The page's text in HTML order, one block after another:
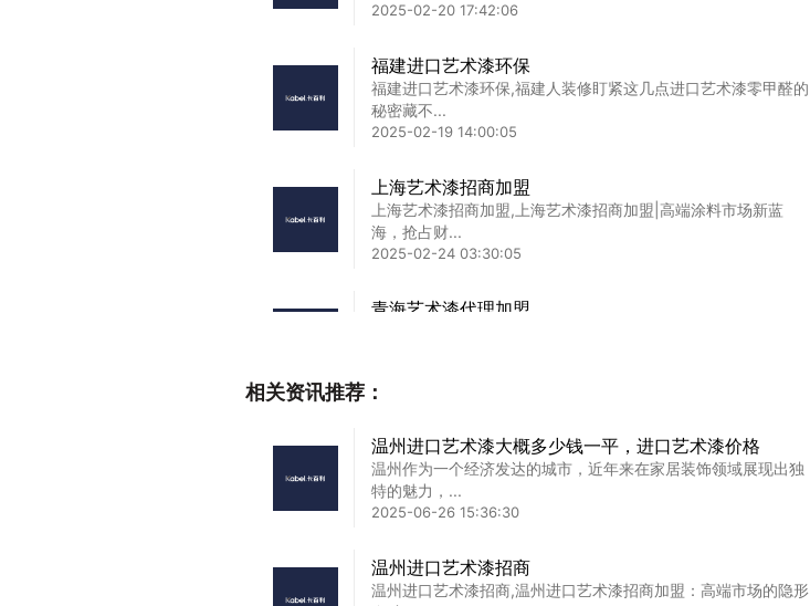
2025-02-20 17:42:06
福建进口艺术漆环保
福建进口艺术漆环保,福建人装修盯紧这几点进口艺术漆零甲醛的
秘密藏不...
2025-02-19 14:00:05
上海艺术漆招商加盟
上海艺术漆招商加盟,上海艺术漆招商加盟|高端涂料市场新蓝
海，抢占财...
2025-02-24 03:30:05
青海艺术漆代理加盟
万宁市进口艺术漆墙面艺术漆万宁市进口艺术漆选购指南：如何
打造高端墙...
2025-08-12 13:04:23
大漠沙丘艺术漆加盟,大漠沙丘艺术漆加盟：高端市场的破局密码
藏在哪？...
相关资讯推荐：
温州进口艺术漆大概多少钱一平，进口艺术漆价格
温州作为一个经济发达的城市，近年来在家居装饰领域展现出独
特的魅力，...
2025-06-26 15:36:30
温州进口艺术漆招商
温州进口艺术漆招商,温州进口艺术漆招商加盟：高端市场的隐形